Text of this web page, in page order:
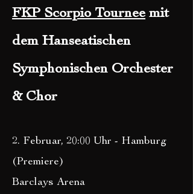
FKP Scorpio Tournee mit
dem Hanseatischen
Symphonischen Orchester
& Chor
2. Februar, 20:00 Uhr - Hamburg
(Premiere)
Barclays Arena